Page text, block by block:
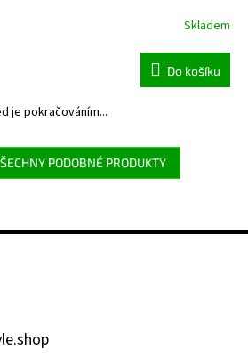
Skladem
Do košíku
je pokračováním...
PODOBNÉ PRODUKTY